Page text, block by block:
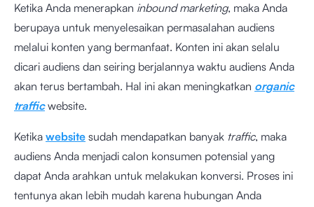
Ketika Anda menerapkan inbound marketing, maka Anda
berupaya untuk menyelesaikan permasalahan audiens
melalui konten yang bermanfaat. Konten ini akan selalu
dicari audiens dan seiring berjalannya waktu audiens Anda
akan terus bertambah. Hal ini akan meningkatkan organic
trafficwebsite.
Ketika website sudah mendapatkan banyak traffic, maka
audiens Anda menjadi calon konsumen potensial yang
dapat Anda arahkan untuk melakukan konversi. Proses ini
tentunya akan lebih mudah karena hubungan Anda